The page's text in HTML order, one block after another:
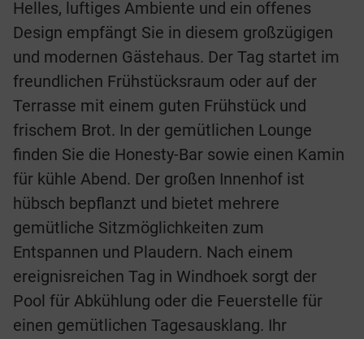
Helles, luftiges Ambiente und ein offenes
Design empfängt Sie in diesem großzügigen
und modernen Gästehaus. Der Tag startet im
freundlichen Frühstücksraum oder auf der
Terrasse mit einem guten Frühstück und
frischem Brot. In der gemütlichen Lounge
finden Sie die Honesty-Bar sowie einen Kamin
für kühle Abend. Der großen Innenhof ist
hübsch bepflanzt und bietet mehrere
gemütliche Sitzmöglichkeiten zum
Entspannen und Plaudern. Nach einem
ereignisreichen Tag in Windhoek sorgt der
Pool für Abkühlung oder die Feuerstelle für
einen gemütlichen Tagesausklang. Ihr